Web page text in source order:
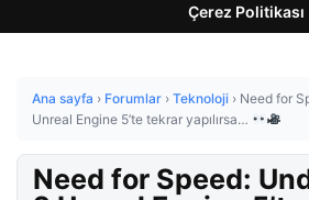
Çerez Politikası
Ana sayfa › Forumlar › Teknoloji › Need for
Unreal Engine 5’te tekrar yapılırsa…
Need for Speed: